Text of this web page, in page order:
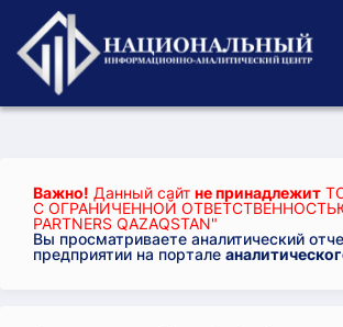
Важно! Данный сайт не принадлежит
С ОГРАНИЧЕННОЙ ОТВЕТСТВЕННОСТЬЮ
PARTNERS QAZAQSTAN"
Вы просматриваете аналитический
предприятии на портале